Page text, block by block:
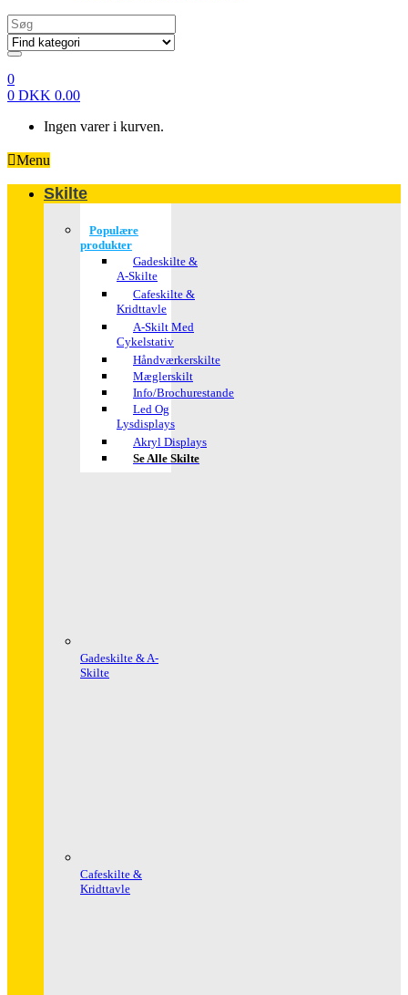
Search
for:
0
0 DKK 0.00
Ingen varer i kurven.
Menu
Skilte
Populære
produkter
Gadeskilte &
A-Skilte
Cafeskilte &
Kridttavle
A-Skilt Med
Cykelstativ
Håndværkerskilte
Mæglerskilt
Info/brochurestande
Led Og
Lysdisplays
Akryl Displays
Se Alle Skilte
Gadeskilte & A-
Skilte
Cafeskilte &
Kridttavle